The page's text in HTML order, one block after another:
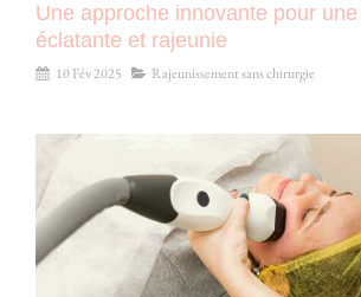
Une approche innovante pour
éclatante et rajeunie
10 Fév 2025 Rajeunissement sans chirurgie